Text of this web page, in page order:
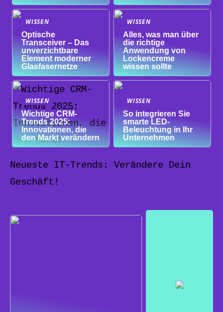
WISSEN
Optische
Transceiver – Das
unverzichtbare
Element moderner
Glasfasernetze
WISSEN
Alles, was man über
die richtige
Anwendung von
Lockencreme
wissen sollte
WISSEN
Wichtige CRM-
Trends 2025:
Innovationen, die
den Markt verändern
WISSEN
So integrieren Sie
smarte LED-
Beleuchtung in Ihr
Unternehmen
Neueste IT-Trends: Verändere Dein
Geschäft!